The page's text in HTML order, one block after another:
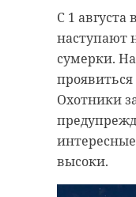
С 1 августа
наступают
сумерки.
Охотники
высоки.